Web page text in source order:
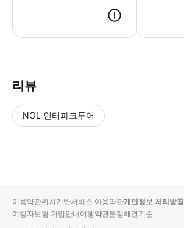
리뷰
NOL 인터파크투어
입니
다.
순
상
이용약관위치기반서비스 이용약관개인정보 처리방침
여행자보험 가입안내여행약관분쟁해결기준